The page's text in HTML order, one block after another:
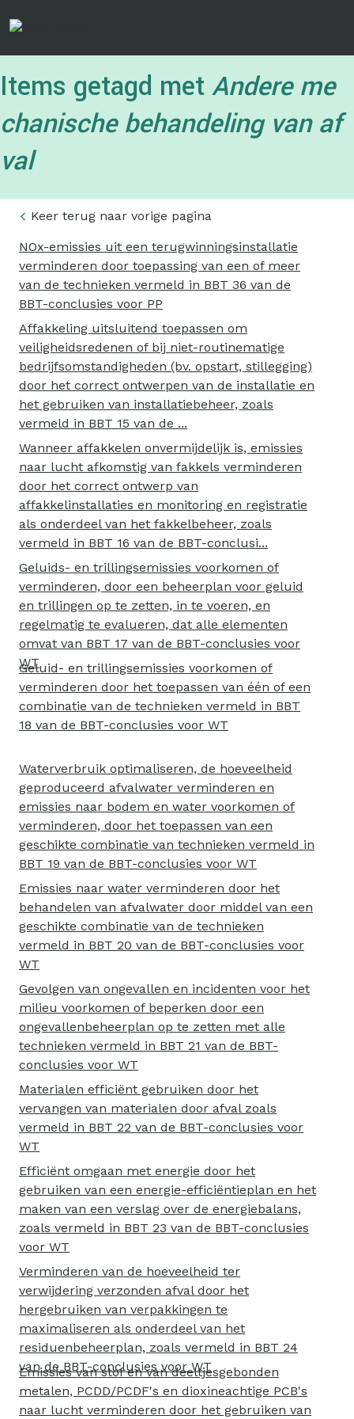
inhoud
Items getagd met Andere me
chanische behandeling van af
val
Keer terug naar vorige pagina
NOx-emissies uit een terugwinningsinstallatie
verminderen door toepassing van een of meer
van de technieken vermeld in BBT 36 van de
BBT-conclusies voor PP
Affakkeling uitsluitend toepassen om
veiligheidsredenen of bij niet-routinematige
bedrijfsomstandigheden (bv. opstart, stillegging)
door het correct ontwerpen van de installatie en
het gebruiken van installatiebeheer, zoals
vermeld in BBT 15 van de ...
Wanneer affakkelen onvermijdelijk is, emissies
naar lucht afkomstig van fakkels verminderen
door het correct ontwerp van
affakkelinstallaties en monitoring en registratie
als onderdeel van het fakkelbeheer, zoals
vermeld in BBT 16 van de BBT-conclusi...
Geluids- en trillingsemissies voorkomen of
verminderen, door een beheerplan voor geluid
en trillingen op te zetten, in te voeren, en
regelmatig te evalueren, dat alle elementen
omvat van BBT 17 van de BBT-conclusies voor
WT
Geluid- en trillingsemissies voorkomen of
verminderen door het toepassen van één of een
combinatie van de technieken vermeld in BBT
18 van de BBT-conclusies voor WT
Waterverbruik optimaliseren, de hoeveelheid
geproduceerd afvalwater verminderen en
emissies naar bodem en water voorkomen of
verminderen, door het toepassen van een
geschikte combinatie van technieken vermeld in
BBT 19 van de BBT-conclusies voor WT
Emissies naar water verminderen door het
behandelen van afvalwater door middel van een
geschikte combinatie van de technieken
vermeld in BBT 20 van de BBT-conclusies voor
WT
Gevolgen van ongevallen en incidenten voor het
milieu voorkomen of beperken door een
ongevallenbeheerplan op te zetten met alle
technieken vermeld in BBT 21 van de BBT-
conclusies voor WT
Materialen efficiënt gebruiken door het
vervangen van materialen door afval zoals
vermeld in BBT 22 van de BBT-conclusies voor
WT
Efficiënt omgaan met energie door het
gebruiken van een energie-efficiëntieplan en het
maken van een verslag over de energiebalans,
zoals vermeld in BBT 23 van de BBT-conclusies
voor WT
Verminderen van de hoeveelheid ter
verwijdering verzonden afval door het
hergebruiken van verpakkingen te
maximaliseren als onderdeel van het
residuenbeheerplan, zoals vermeld in BBT 24
van de BBT-conclusies voor WT
Emissies van stof en van deeltjesgebonden
metalen, PCDD/PCDF's en dioxineachtige PCB's
naar lucht verminderen door het gebruiken van